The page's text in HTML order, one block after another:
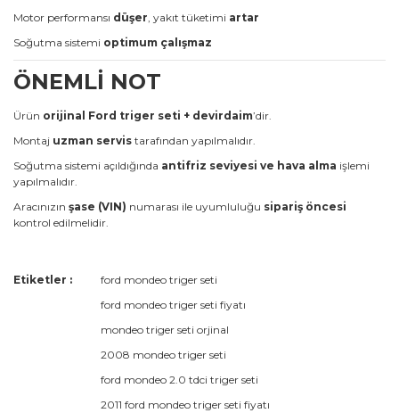
Motor performansı düşer, yakıt tüketimi artar
Soğutma sistemi optimum çalışmaz
ÖNEMLİ NOT
Ürün orijinal Ford triger seti + devirdaim’dir.
Montaj uzman servis tarafından yapılmalıdır.
Soğutma sistemi açıldığında antifriz seviyesi ve hava alma işlemi
yapılmalıdır.
Aracınızın şase (VIN) numarası ile uyumluluğu sipariş öncesi
kontrol edilmelidir.
Bu ürüne ilk yorumu siz yapın!
Yorum Yaz
Bu ürünün fiyat bilgisi, resim, ürün açıklamalarında ve diğer
kullanarak tarafımıza iletebilirsiniz.
Görüş ve önerileriniz için teşekkür ederiz.
Etiketler :
ford mondeo triger seti
ford mondeo triger seti fiyatı
mondeo triger seti orjinal
2008 mondeo triger seti
ford mondeo 2.0 tdci triger seti
2011 ford mondeo triger seti fiyatı